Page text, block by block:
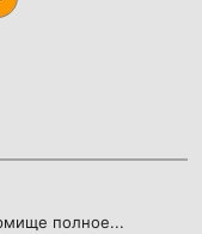
полное...